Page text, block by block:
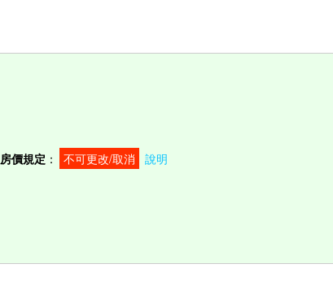
房價規定 ： 不可更改/取消 說明